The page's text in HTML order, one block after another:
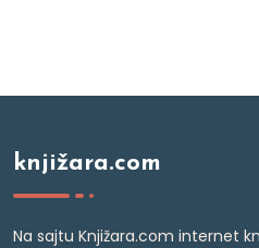
knjižara.com
Na sajtu Knjižara.com internet